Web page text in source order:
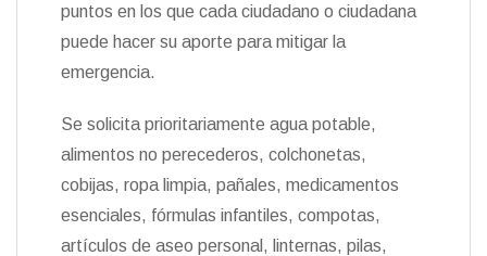
puntos en los que cada ciudadano o ciudadana
puede hacer su aporte para mitigar la
emergencia.
Se solicita prioritariamente agua potable,
alimentos no perecederos, colchonetas,
cobijas, ropa limpia, pañales, medicamentos
esenciales, fórmulas infantiles, compotas,
artículos de aseo personal, linternas, pilas,